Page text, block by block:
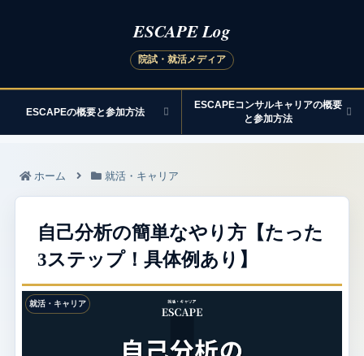
ESCAPEの概要と参加方法
ESCAPEコンサルキャリアの概要
と参加方法
ホーム 就活・キャリア
自己分析の簡単なやり方【たった
3ステップ！具体例あり】
就活・キャリア